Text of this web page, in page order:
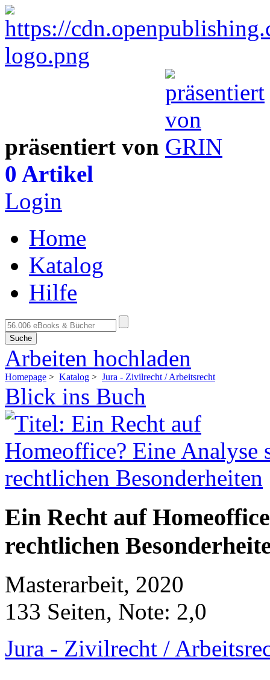
präsentiert von
0 Artikel
Login
Home
Katalog
Hilfe
Suche
Arbeiten hochladen
Homepage > Katalog > Jura - Zivilrecht / Arbeitsrecht
Blick ins Buch
Ein Recht auf
rechtlichen
Masterarbeit, 2020
133 Seiten, Note: 2,0
Jura - Zivilrecht /